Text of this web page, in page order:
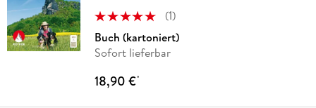
(1)
Buch (kartoniert)
Sofort lieferbar
18,90 €*